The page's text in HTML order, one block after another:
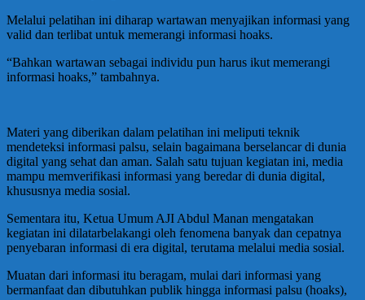
Melalui pelatihan ini diharap wartawan menyajikan informasi yang
valid dan terlibat untuk memerangi informasi hoaks.
“Bahkan wartawan sebagai individu pun harus ikut memerangi
informasi hoaks,” tambahnya.
Materi yang diberikan dalam pelatihan ini meliputi teknik
mendeteksi informasi palsu, selain bagaimana berselancar di dunia
digital yang sehat dan aman. Salah satu tujuan kegiatan ini, media
mampu memverifikasi informasi yang beredar di dunia digital,
khususnya media sosial.
Sementara itu, Ketua Umum AJI Abdul Manan mengatakan
kegiatan ini dilatarbelakangi oleh fenomena banyak dan cepatnya
penyebaran informasi di era digital, terutama melalui media sosial.
Muatan dari informasi itu beragam, mulai dari informasi yang
bermanfaat dan dibutuhkan publik hingga informasi palsu (hoaks),